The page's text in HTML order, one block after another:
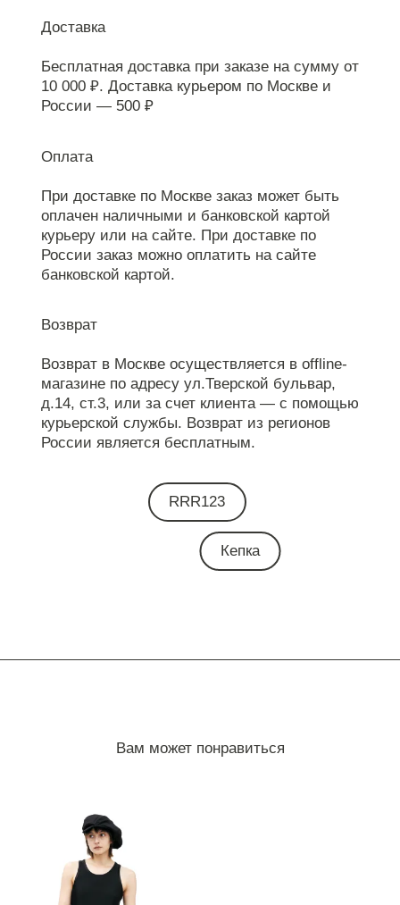
Доставка
Бесплатная доставка при заказе на сумму от
10 000 ₽. Доставка курьером по Москве и
России — 500 ₽
Оплата
При доставке по Москве заказ может быть
оплачен наличными и банковской картой
курьеру или на сайте. При доставке по
России заказ можно оплатить на сайте
банковской картой.
Возврат
Возврат в Москве осуществляется в offline-
магазине по адресу ул.Тверской бульвар,
д.14, ст.3, или за счет клиента — с помощью
курьерской службы. Возврат из регионов
России является бесплатным.
RRR123
Кепка
Вам может понравиться